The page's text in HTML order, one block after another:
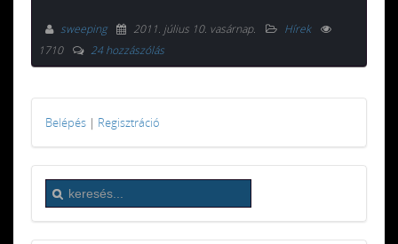
sweeping 2011. július 10. vasárnap.
Hírek
1710
24 hozzászólás
Belépés | Regisztráció